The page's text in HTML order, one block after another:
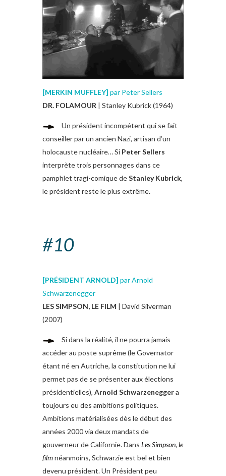
[MERKIN MUFFLEY] par Peter Sellers
DR. FOLAMOUR | Stanley Kubrick (1964)
Un président incompétent qui se fait
conseiller par un ancien Nazi, artisan d’un
holocauste nucléaire… Si Peter Sellers
interprète trois personnages dans ce
pamphlet tragi-comique deStanley Kubrick,
le président reste le plus extrême.
#10
[PRÉSIDENT ARNOLD] par Arnold
Schwarzenegger
LES SIMPSON, LE FILM | David Silverman
(2007)
Si dans la réalité, il ne pourra jamais
accéder au poste suprême (le Governator
étant né en Autriche, la constitution ne lui
permet pas de se présenter aux élections
présidentielles), Arnold Schwarzeneggera
toujours eu des ambitions politiques.
Ambitions matérialisées dès le début des
années 2000 via deux mandats de
gouverneur de Californie. Dans Les Simpson, le
filmnéanmoins, Schwarzie est bel et bien
devenu président. Un Président peu